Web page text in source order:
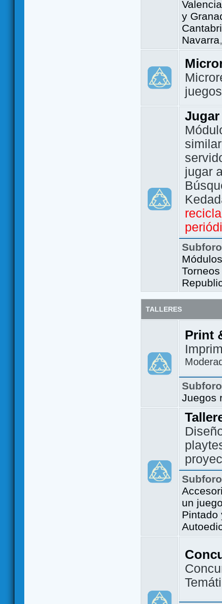
Valencia
y
Navarra
Jugar
jugar
TALLERES
Print
Juegos
un
Pintado